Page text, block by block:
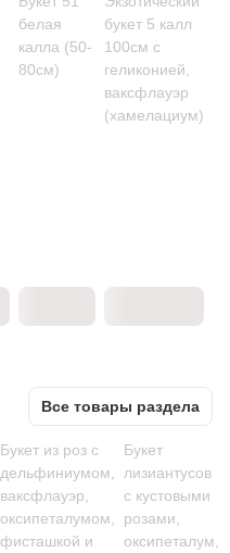
белая
калла (50-
80см)
букет 5 калл
100см с
геликонией,
ваксфлауэр
(хамелациум)
Все товары раздела
Букет из роз с
дельфиниумом,
ваксфлауэр,
оксипеталумом,
фисташкой и
Букет
лизиантусов
с кустовыми
розами,
оксипеталум,